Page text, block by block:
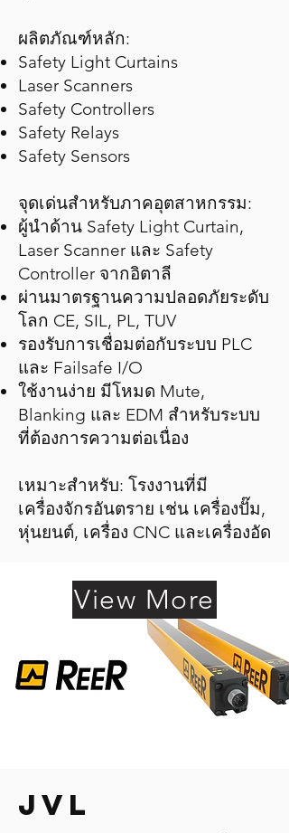
ผลิตภัณฑ์หลัก:
Safety Light Curtains
Laser Scanners
Safety Controllers
Safety Relays
Safety Sensors
จุดเด่นสำหรับภาคอุตสาหกรรม:
ผู้นำด้าน Safety Light Curtain,
Laser Scanner และ Safety
Controller จากอิตาลี
ผ่านมาตรฐานความปลอดภัยระดับ
โลก CE, SIL, PL, TUV
รองรับการเชื่อมต่อกับระบบ PLC
และ Failsafe I/O
ใช้งานง่าย มีโหมด Mute,
Blanking และ EDM สำหรับระบบ
ที่ต้องการความต่อเนื่อง
เหมาะสำหรับ: โรงงานที่มี
เครื่องจักรอันตราย เช่น เครื่องปั๊ม,
หุ่นยนต์, เครื่อง CNC และเครื่องอัด
View More
JVL